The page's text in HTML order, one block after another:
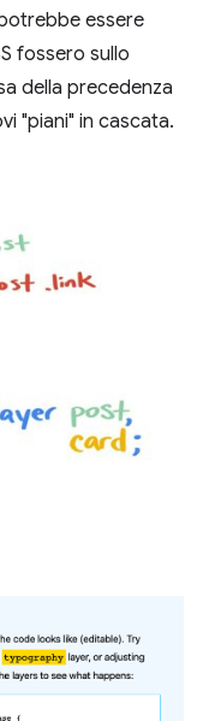
essere
fossero sullo
della precedenza
"piani" in cascata.